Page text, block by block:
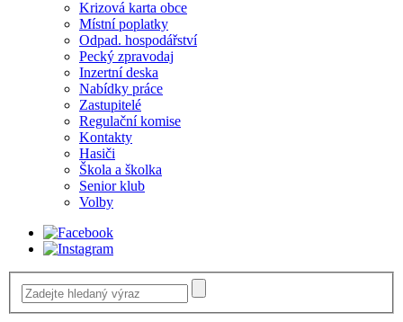
Krizová karta obce
Místní poplatky
Odpad. hospodářství
Pecký zpravodaj
Inzertní deska
Nabídky práce
Zastupitelé
Regulační komise
Kontakty
Hasiči
Škola a školka
Senior klub
Volby